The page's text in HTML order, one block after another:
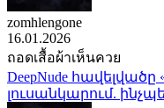
zomhlengone
16.01.2026
ถอดเสื้อผ้าเห็นควย
DeepNude
լուսանկարում.